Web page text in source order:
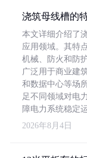
浇筑母线槽的
本文详细介绍了
应用领域。其特
机械、防火和防
广泛用于商业建
和数据中心等场
足不同领域对电
障电力系统稳定
2026年8月4日